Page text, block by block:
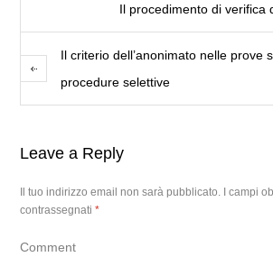
Il procedimento di verifica
Il criterio dell’anonimato nelle prove
procedure selettive
Leave a Reply
Il tuo indirizzo email non sarà pubblicato.
I campi
contrassegnati*
Comment